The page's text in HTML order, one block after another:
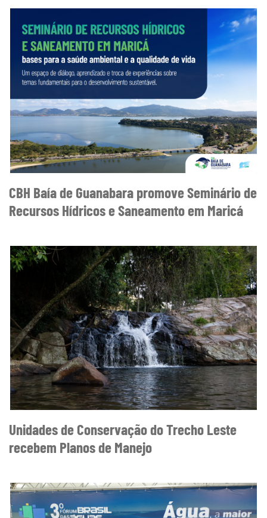
CBH Baía de Guanabara promove Seminário de
Recursos Hídricos e Saneamento em Maricá
Unidades de Conservação do Trecho Leste
recebem Planos de Manejo